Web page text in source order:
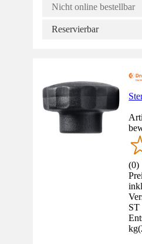
Nicht online bestellbar
Reservierbar
(0)
ST
kg(